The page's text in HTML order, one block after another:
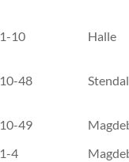
1-10 Halle
10-48 Stendal
10-49
1-4